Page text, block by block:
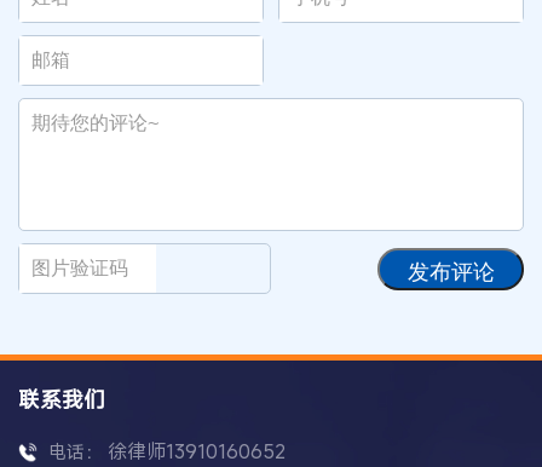
发布评论
联系我们
电话： 徐律师13910160652